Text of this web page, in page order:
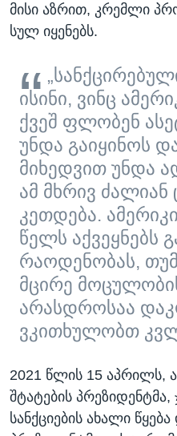
მისი აზრით, კრემლი
სულ იყენებს.
ისინი, ვინც
ქვეშ ფლობენ
უნდა გაიყინოს
მიხედვით უნდა
ამ მხრივ ძალიან
კეთდება.
წელს აქვეყნებს
რაოდენობას,
მცირე
არასდროსაა
ვკითხულობთ
2021 წლის 15 აპრილს,
შტატების
სანქციების ახალი წყება